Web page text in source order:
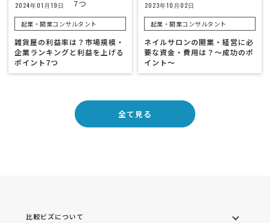
2024年01月19日
起業・開業コンサルタント
雑貨屋の利益率は？市場規模・
企業ランキングと利益を上げる
ポイント7つ
2023年10月02日
起業・開業コンサルタント
ネイルサロンの開業・経営に必
要な資金・費用は？〜成功のポ
イント〜
全て見る
比較ビズについて